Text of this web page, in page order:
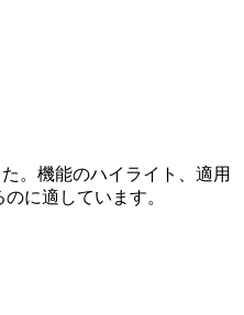
。機能のハイライト、適用
に適しています。